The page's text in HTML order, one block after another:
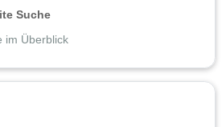
Suche
im Überblick